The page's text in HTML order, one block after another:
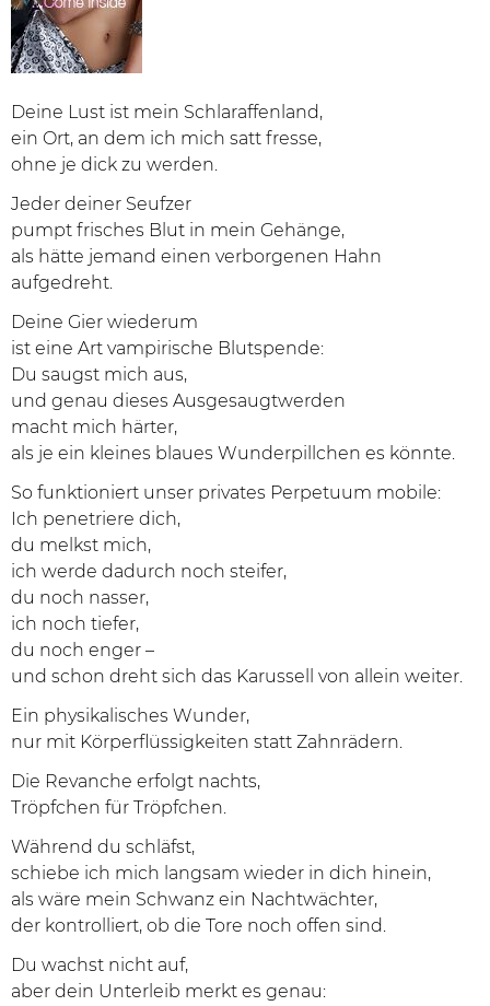
Deine Lust ist mein Schlaraffenland,
ein Ort, an dem ich mich satt fresse,
ohne je dick zu werden.
Jeder deiner Seufzer
pumpt frisches Blut in mein Gehänge,
als hätte jemand einen verborgenen Hahn
aufgedreht.
Deine Gier wiederum
ist eine Art vampirische Blutspende:
Du saugst mich aus,
und genau dieses Ausgesaugtwerden
macht mich härter,
als je ein kleines blaues Wunderpillchen es könnte.
So funktioniert unser privates Perpetuum mobile:
Ich penetriere dich,
du melkst mich,
ich werde dadurch noch steifer,
du noch nasser,
ich noch tiefer,
du noch enger –
und schon dreht sich das Karussell von allein weiter.
Ein physikalisches Wunder,
nur mit Körperflüssigkeiten statt Zahnrädern.
Die Revanche erfolgt nachts,
Tröpfchen für Tröpfchen.
Während du schläfst,
schiebe ich mich langsam wieder in dich hinein,
als wäre mein Schwanz ein Nachtwächter,
der kontrolliert, ob die Tore noch offen sind.
Du wachst nicht auf,
aber dein Unterleib merkt es genau: